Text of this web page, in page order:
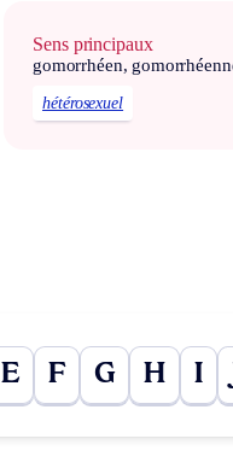
Sens principaux
gomorrhéen,
hétérosexuel
E F G H I